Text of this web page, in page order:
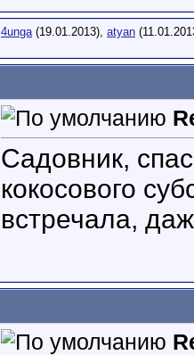
4unga(19.01.2013), atyan
Садовник,
кокосового
встречала,